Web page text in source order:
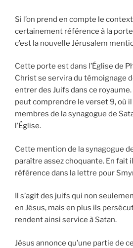
Si l’on prend en compte le
certainement référence à la
c’est la nouvelle Jérusalem
Cette porte est dans l’Église de
Christ se servira du témoignage
entrer des Juifs dans ce royaume.
peut comprendre le verset 9, où
membres de la synagogue de
l’Église.
Cette mention de la synagogue
paraître assez choquante. En fait
référence dans la lettre pour
Il s’agit des juifs qui non
en Jésus, mais en plus ils
rendent ainsi service à Satan.
Jésus annonce qu’une partie de